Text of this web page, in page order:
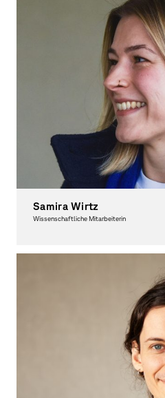
Samira Wirtz
Wissenschaftliche Mitarbeiterin